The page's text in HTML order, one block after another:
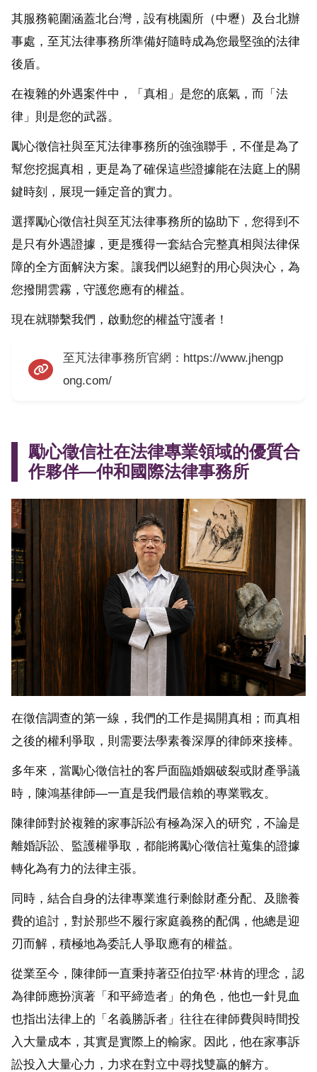
其服務範圍涵蓋北台灣，設有桃園所（中壢）及台北辦
事處，至芃法律事務所準備好隨時成為您最堅強的法律
後盾。
在複雜的外遇案件中，「真相」是您的底氣，而「法
律」則是您的武器。
勵心徵信社與至芃法律事務所的強強聯手，不僅是為了
幫您挖掘真相，更是為了確保這些證據能在法庭上的關
鍵時刻，展現一錘定音的實力。
選擇勵心徵信社與至芃法律事務所的協助下，您得到不
是只有外遇證據，更是獲得一套結合完整真相與法律保
障的全方面解決方案。讓我們以絕對的用心與決心，為
您撥開雲霧，守護您應有的權益。
現在就聯繫我們，啟動您的權益守護者！
至芃法律事務所官網：https://www.jhengp
ong.com/
勵心徵信社在法律專業領域的優質合
作夥伴—仲和國際法律事務所
在徵信調查的第一線，我們的工作是揭開真相；而真相
之後的權利爭取，則需要法學素養深厚的律師來接棒。
多年來，當勵心徵信社的客戶面臨婚姻破裂或財產爭議
時，陳鴻基律師—一直是我們最信賴的專業戰友。
陳律師對於複雜的家事訴訟有極為深入的研究，不論是
離婚訴訟、監護權爭取，都能將勵心徵信社蒐集的證據
轉化為有力的法律主張。
同時，結合自身的法律專業進行剩餘財產分配、及贍養
費的追討，對於那些不履行家庭義務的配偶，他總是迎
刃而解，積極地為委託人爭取應有的權益。
從業至今，陳律師一直秉持著亞伯拉罕·林肯的理念，認
為律師應扮演著「和平締造者」的角色，他也一針見血
也指出法律上的「名義勝訴者」往往在律師費與時間投
入大量成本，其實是實際上的輸家。因此，他在家事訴
訟投入大量心力，力求在對立中尋找雙贏的解方。